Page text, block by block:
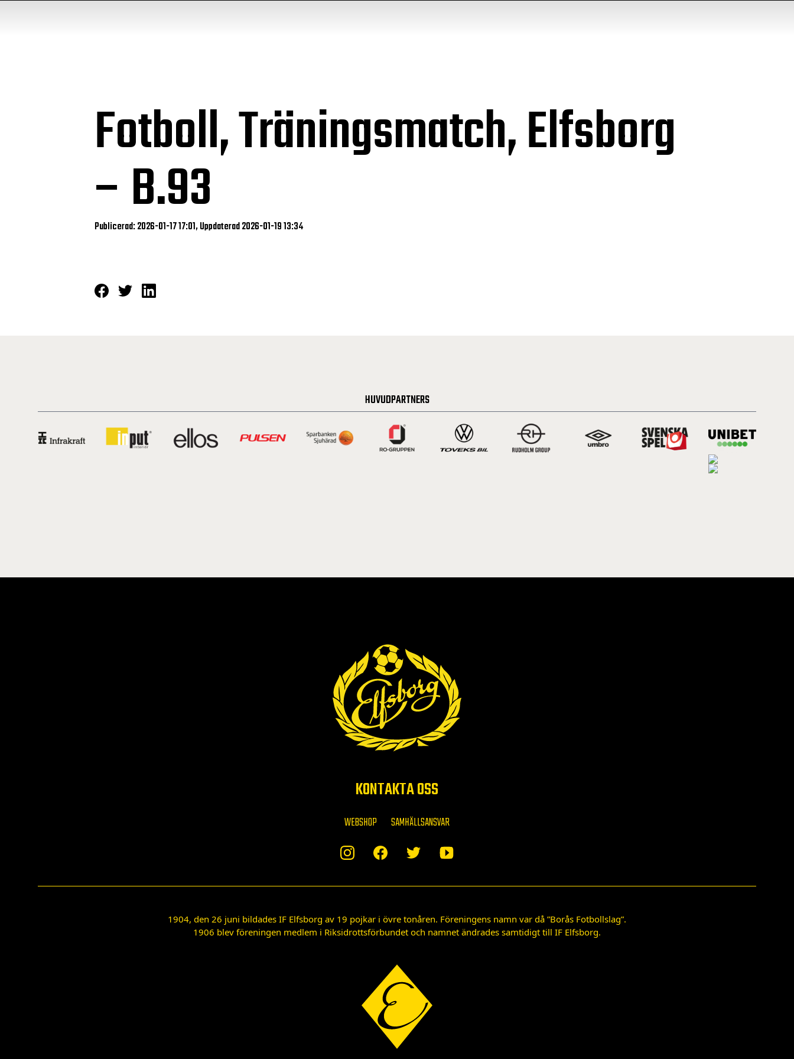
Fotboll, Träningsmatch, Elfsborg
– B.93
Publicerad: 2026-01-17 17:01, Uppdaterad 2026-01-19 13:34
HUVUDPARTNERS
KONTAKTA OSS
WEBSHOP SAMHÄLLSANSVAR
1904, den 26 juni bildades IF Elfsborg av 19 pojkar i övre tonåren. Föreningens namn var då ”Borås Fotbollslag”.
1906 blev föreningen medlem i Riksidrottsförbundet och namnet ändrades samtidigt till IF Elfsborg.